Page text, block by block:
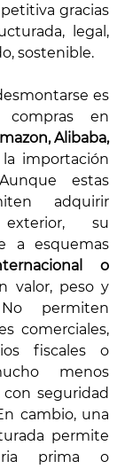
gracias
legal,
sostenible.
es
en
Alibaba,
importación
estas
adquirir
su
a esquemas
o
valor, peso y
permiten
comerciales,
fiscales o
menos
con seguridad
cambio, una
permite
prima o